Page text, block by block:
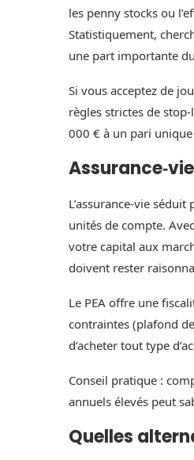
les penny stocks ou
Statistiquement,
une part importante
Si vous acceptez de
règles strictes de stop-
000 € à un pari
L’assurance‑vie
unités de compte.
votre capital aux
doivent rester
Le PEA offre une
contraintes (plafond
d’acheter tout type
Conseil pratique :
annuels élevés peut
Quelles